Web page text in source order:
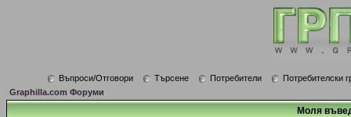
Въпроси/Отговори Търсене Потребители
Потребителски
Graphilla.com Форуми
Моля